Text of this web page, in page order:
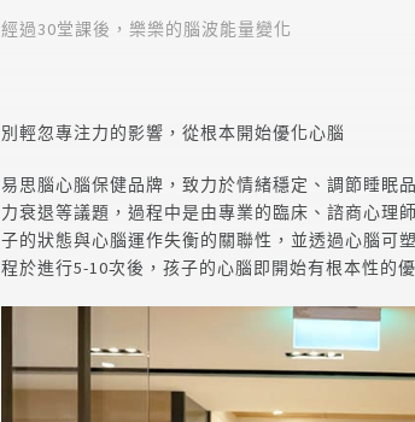
經過30堂課後，樂樂的腦波能量變化
別輕忽專注力的影響，從根本開始優化心腦
易思腦心腦保健品牌，致力於情緒穩定、調節睡眠
力衰退等議題，過程中是由專業的臨床、諮商心理
子的狀態與心腦運作失衡的關聯性，並透過心腦可
程於進行5-10次後，孩子的心腦即開始有根本性的